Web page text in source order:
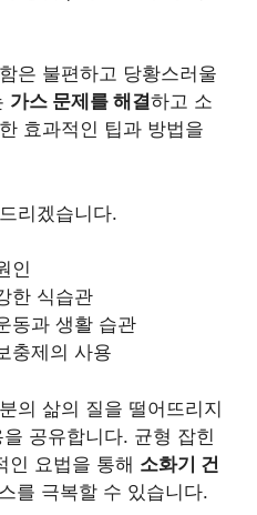
은 불편하고 당황스러울
가스 문제를 해결하고 소
효과적인 팁과 방법을
리겠습니다.
인
한 식습관
동과 생활 습관
충제의 사용
의 삶의 질을 떨어뜨리지
공유합니다. 균형 잡힌
인 요법을 통해 소화기 건
를 극복할 수 있습니다.